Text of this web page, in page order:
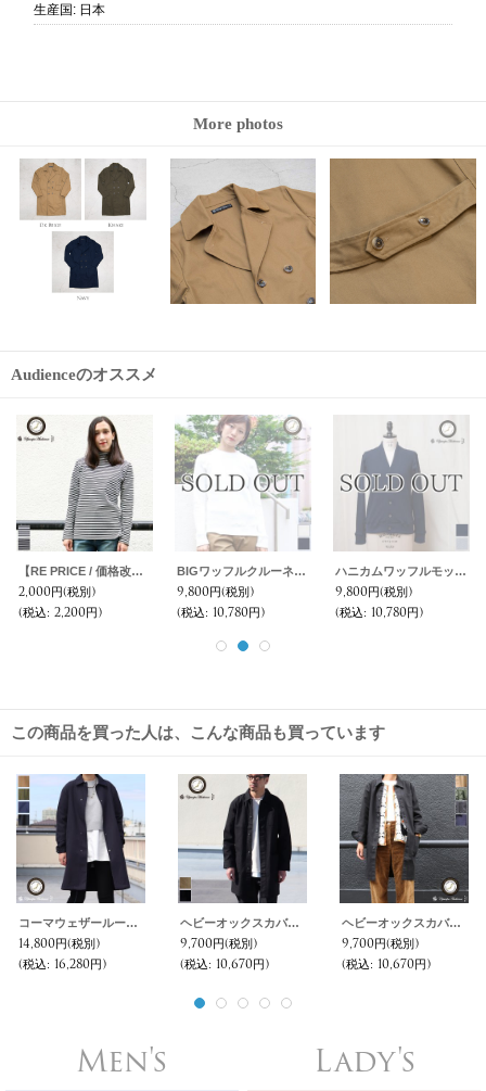
生産国: 日本
More photos
Audienceのオススメ
【RE PRICE / 価格改定】高密度シルケットボーダーモックネック長袖Tシャツ[ Lady's ]【MADE IN JAPAN】『日本製』/ Upscape Audience
2,000円(税別)
(税込: 2,200円)
BIGワッフルクルーネック長袖ニットソー [Lady's]【MADE IN JAPAN】『日本製』/ Upscape Audience
9,800円(税別)
(税込: 10,780円)
ハニカムワッフルモックネックVショールカーディガンニット [Lady's]【MADE IN JAPAN】『日本製』/ Upscape Audience
9,800円(税別)
(税込: 10,780円)
この商品を買った人は、こんな商品も買っています
コーマウェザールーズフィットコーチステンカラーコート［Lady's］【MADE IN JAPAN】『日本製』【送料無料】 / Upscape Audience
14,800円(税別)
(税込: 16,280円)
ヘビーオックスカバーオールステンカラーコート【MADE IN JAPAN】『日本製』/ Upscape Audience
9,700円(税別)
(税込: 10,670円)
ヘビーオックスカバーオールステンカラーコート［Lady's］【MADE IN JAPAN】『日本製』/ Upscape Audience
9,700円(税別)
(税込: 10,670円)
Men's Lady's